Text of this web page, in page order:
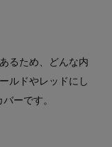
るため、どんな内
ルドやレッドにし
ーです。